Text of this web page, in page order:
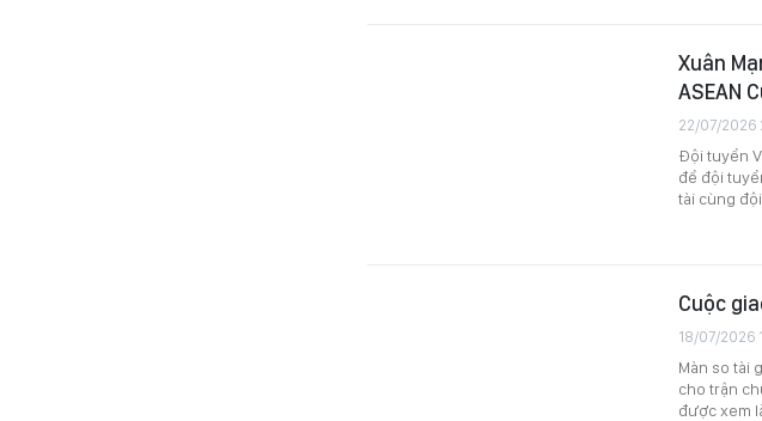
Xuân
ASEAN
22/07/2026
Đội tuyển
để đội
tài cùng
Cuộc
18/07/2026
Màn so tài
cho trận
được xem